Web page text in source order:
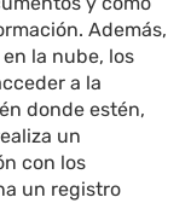
Además,
la nube, los
a la
donde estén,
un
con los
un registro